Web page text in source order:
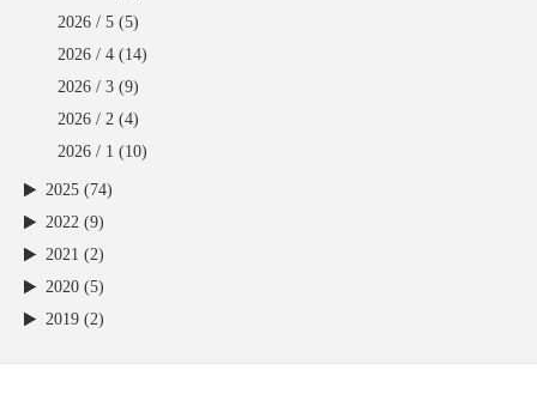
2026 / 5 (5)
2026 / 4 (14)
2026 / 3 (9)
2026 / 2 (4)
2026 / 1 (10)
2025 (74)
2022 (9)
2021 (2)
2020 (5)
2019 (2)